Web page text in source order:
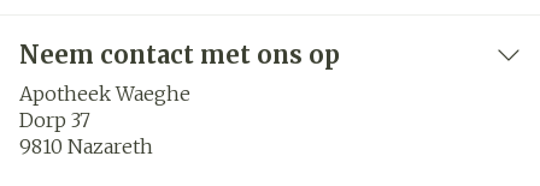
Neem contact met ons op
Apotheek Waeghe
Dorp 37
9810 Nazareth